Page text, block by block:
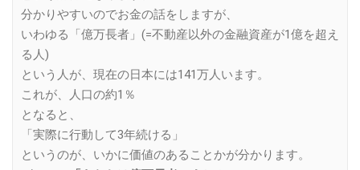
分かりやすいのでお金の話をしますが、
いわゆる「億万長者」(=不動産以外の金融資産が1億を超え
る人)
という人が、現在の日本には141万人います。
これが、人口の約1％
となると、
「実際に行動して3年続ける」
というのが、いかに価値のあることかが分かります。